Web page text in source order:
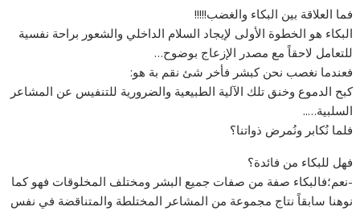
فما العلاقة بين البكاء والغضب!!!!!
البكاء هو الخطوة الأولى لإيجاد السلام الداخلي والشعور براحة نفسية
للتعامل لاحقاً مع مصدر الإزعاج بوضوح…
فعندما نغصب نحن كبشر فأخر شئ نقم بة هو:
كبح الدموع وخنق تلك الآلية الطبيعية والضرورية للتنفيس عن المشاعر
السلبية…..
فلما نُكابر ونُمرض ذواتنا؟
فهل للبكاء من فائدة؟
-نعم؛فالبكاء صفة من صفات جميع البشر ومختلف المخلوقات فهو كما
نوهنا سابقاً نتاج مجموعة من المشاعر المختلطة والمتناقضة في نفس